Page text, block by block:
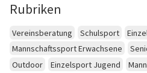
Rubriken
Vereinsberatung Schulsport
Mannschaftssport Erwachsene
Outdoor
Einzelsport Jugend